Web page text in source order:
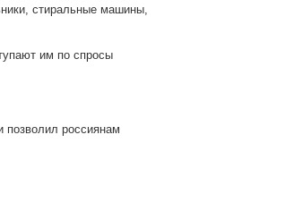
стиральные машины,
им по спросы
позволил россиянам